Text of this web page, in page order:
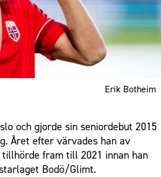
Erik Botheim
och gjorde sin seniordebut 2015
Året efter värvades han av
tillhörde fram till 2021 innan han
Bodö/Glimt.